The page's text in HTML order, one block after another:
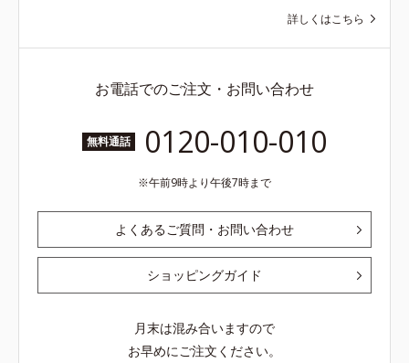
詳しくはこちら
お電話でのご注文・お問い合わせ
無料通話 0120-010-010
午前9時より午後7時まで
よくあるご質問・お問い合わせ
ショッピングガイド
月末は混み合いますので
お早めにご注文ください。